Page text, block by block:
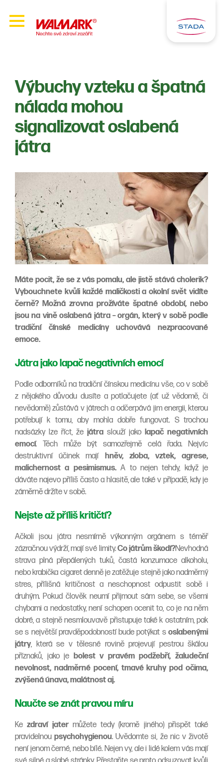
Výbuchy vzteku a špatná
nálada mohou
signalizovat oslabená
játra
Máte pocit, že se z vás pomalu, ale jistě stává cholerik?
Vybouchnete kvůli každé maličkosti a okolní svět vidíte
černě? Možná zrovna prožíváte špatné období, nebo
jsou na vině oslabená játra – orgán, který v sobě podle
tradiční čínské medicíny uchovává nezpracované
emoce.
Játra jako lapač negativních emocí
Podle odborníků na tradiční čínskou medicínu vše, co v sobě
z nějakého důvodu dusíte a potlačujete (ať už vědomě, či
nevědomě) zůstává v játrech a odčerpává jim energii, kterou
potřebují k tomu, aby mohla dobře fungovat. S trochou
nadsázky lze říct, že játra slouží jako lapač negativních
emocí. Těch může být samozřejmě celá řada. Nejvíc
destruktivní účinek mají hněv, zloba, vztek, agrese,
malichernost a pesimismus.A to nejen tehdy, když je
dáváte najevo příliš často a hlasitě, ale také v případě, kdy je
záměrně držíte v sobě.
Nejste až příliš kritičtí?
Ačkoli jsou játra nesmírně výkonným orgánem s téměř
zázračnou výdrží, mají své limity.Co játrům škodí?Nevhodná
strava plná přepálených tuků, častá konzumace alkoholu,
nebo krabička cigaret denně je zatěžuje stejně jako nadměrný
stres, přílišná kritičnost a neschopnost odpustit sobě i
druhým. Pokud člověk neumí přijmout sám sebe, se všemi
chybami a nedostatky, není schopen ocenit to, co je na něm
dobré, a stejně nesmlouvavě přistupuje také k ostatním, pak
se s největší pravděpodobností bude potýkat s oslabenými
játry, která se v tělesné rovině projevují pestrou škálou
příznaků, jako je bolest v pravém podžebří, žaludeční
nevolnost, nadměrné pocení, tmavé kruhy pod očima,
zvýšená únava, malátnost aj.
Naučte se znát pravou míru
Kezdraví jatermůžete tedy (kromě jiného) přispět také
pravidelnoupsychohygienou. Uvědomte si, že nic v životě
není jenom černé, nebo bílé. Nejen vy, ale i lidé kolem vás mají